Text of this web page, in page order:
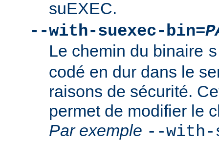
suEXEC.
--with-suexec-bin=
Le chemin du binaire
codé en dur dans le
raisons de sécurité.
permet de modifier le
Par exemple --with-